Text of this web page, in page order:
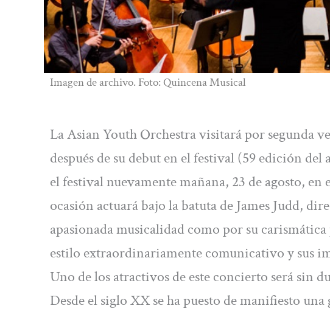
Imagen de archivo. Foto: Quincena Musical
La Asian Youth Orchestra visitará por segunda
después de su debut en el festival (59 edición
el festival nuevamente mañana, 23 de agosto,
ocasión actuará bajo la batuta de James Judd,
apasionada musicalidad como por su
estilo extraordinariamente comunicativo y sus
Uno de los atractivos de este concierto será sin
Desde el siglo XX se ha puesto de manifiesto